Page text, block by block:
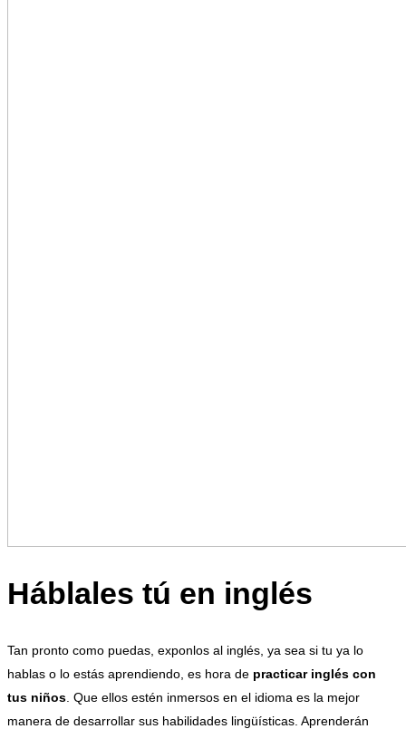
Háblales tú en inglés
Tan pronto como puedas, exponlos al inglés, ya sea si tu ya lo
hablas o lo estás aprendiendo, es hora de practicar inglés con
tus niños . Que ellos estén inmersos en el idioma es la mejor
manera de desarrollar sus habilidades lingüísticas. Aprenderán